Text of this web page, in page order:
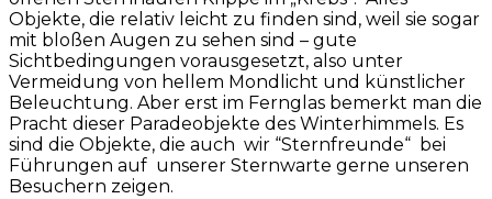
Objekte, die relativ leicht zu finden sind, weil sie sogar
mit bloßen Augen zu sehen sind – gute
Sichtbedingungen vorausgesetzt, also unter
Vermeidung von hellem Mondlicht und künstlicher
Beleuchtung. Aber erst im Fernglas bemerkt man die
Pracht dieser Paradeobjekte des Winterhimmels. Es
sind die Objekte, die auch wir “Sternfreunde“ bei
Führungen auf unserer Sternwarte gerne unseren
Besuchern zeigen.